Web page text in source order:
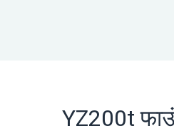
YZ200t